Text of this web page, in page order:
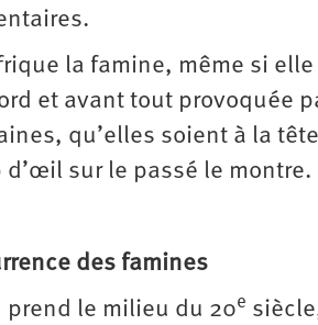
la famine, même si
et avant tout provoquée
qu’elles soient à la
d’œil sur le passé le montre.
des famines
prend le milieu du 20e